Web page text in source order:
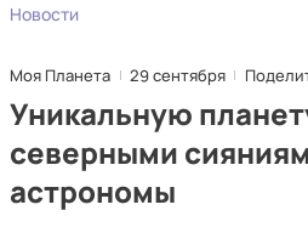
Новости
Моя Планета 29 сентября
Уникальную
северными
астрономы